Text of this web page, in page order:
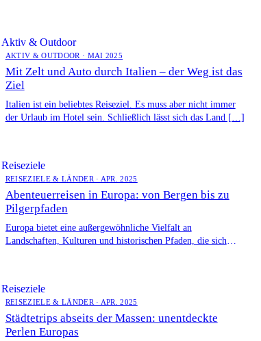
Aktiv & Outdoor
AKTIV & OUTDOOR · MAI 2025
Mit Zelt und Auto durch Italien – der Weg ist das
Ziel
Italien ist ein beliebtes Reiseziel. Es muss aber nicht immer
der Urlaub im Hotel sein. Schließlich lässt sich das Land […]
Reiseziele
REISEZIELE & LÄNDER · APR. 2025
Abenteuerreisen in Europa: von Bergen bis zu
Pilgerpfaden
Europa bietet eine außergewöhnliche Vielfalt an
Landschaften, Kulturen und historischen Pfaden, die sich
Reiseziele
REISEZIELE & LÄNDER · APR. 2025
Städtetrips abseits der Massen: unentdeckte
Perlen Europas